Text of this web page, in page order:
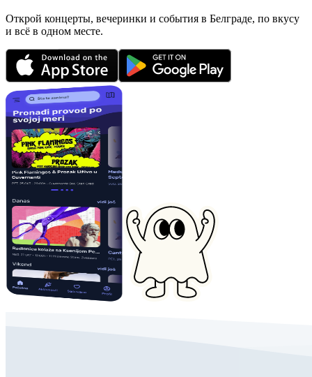
Открой концерты, вечеринки и события в Белграде, по вкусу
и всё в одном месте.